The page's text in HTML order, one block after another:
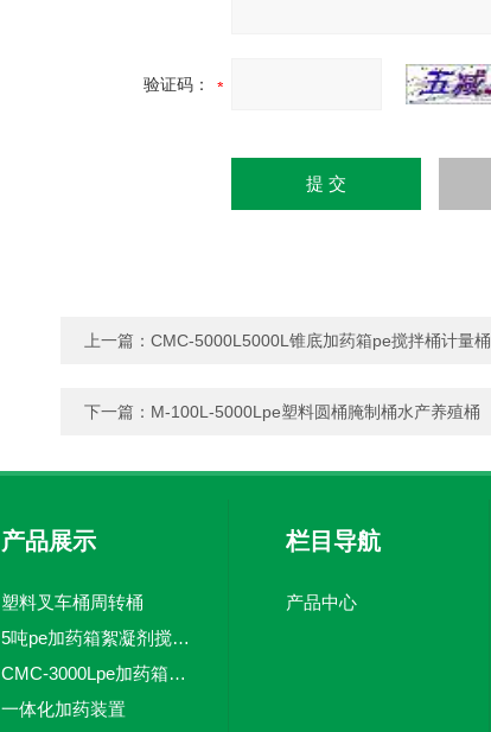
验证码：
上一篇： CMC-5000L5000L锥底加药箱pe搅拌桶计量桶
下一篇： M-100L-5000Lpe塑料圆桶腌制桶水产养殖桶
产品展示
塑料叉车桶周转桶
5吨pe加药箱絮凝剂搅拌桶溶盐箱计量桶
CMC-3000Lpe加药箱计量泵加药罐
一体化加药装置
栏目导航
产品中心